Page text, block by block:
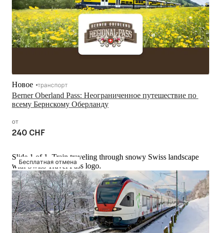
Berner Oberland Pass: Неограниченное путешествие по
всему Бернскому Оберланду
Новое транспорт
от
240 CHF
Бесплатная отмена
Slide 1 of 1, Train traveling through snowy Swiss landscape
with Swiss Travel Pass logo.